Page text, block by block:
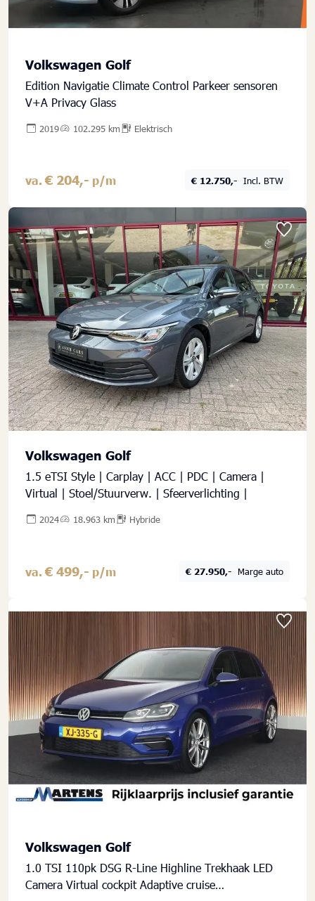
Volkswagen Golf
Edition Navigatie Climate Control Parkeer sensoren
V+A Privacy Glass
2019 102.295 km Elektrisch
va. € 204,- p/m € 12.750,- Incl. BTW
Volkswagen Golf
1.5 eTSI Style | Carplay | ACC | PDC | Camera |
Virtual | Stoel/Stuurverw. | Sfeerverlichting |
2024 18.963 km Hybride
va. € 499,- p/m € 27.950,- Marge auto
Volkswagen Golf
1.0 TSI 110pk DSG R-Line Highline Trekhaak LED
Camera Virtual cockpit Adaptive cruise